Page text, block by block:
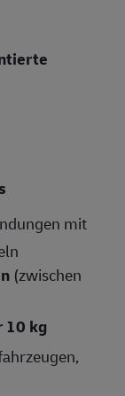
mit
(zwischen
10 kg